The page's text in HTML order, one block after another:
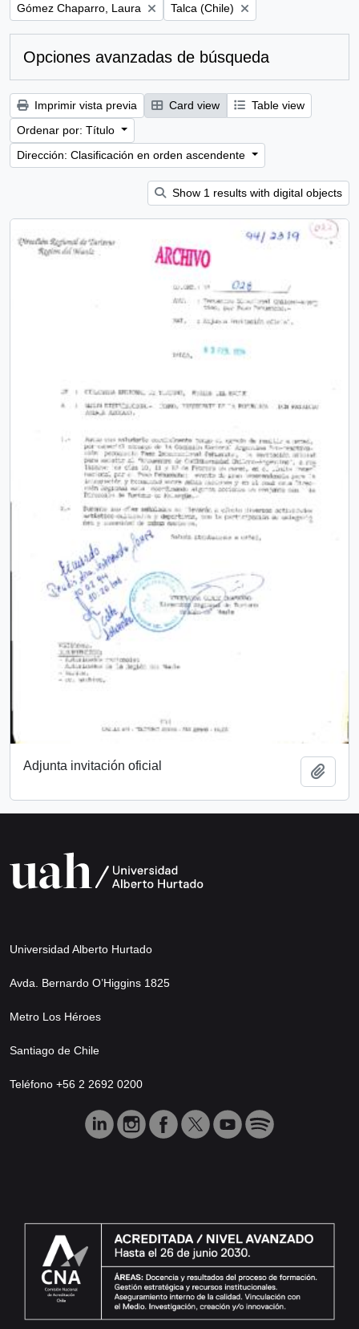
Remove filter:
Gómez Chaparro, Laura Remove filter:
Talca (Chile)
Opciones avanzadas de búsqueda
Imprimir vista previa Card view
Table view
Ordenar por: Título
Dirección: Clasificación en orden ascendente
Show 1 results with digital objects
Adjunta invitación oficial
Universidad Alberto Hurtado
Avda. Bernardo O’Higgins 1825
Metro Los Héroes
Santiago de Chile
Teléfono +56 2 2692 0200